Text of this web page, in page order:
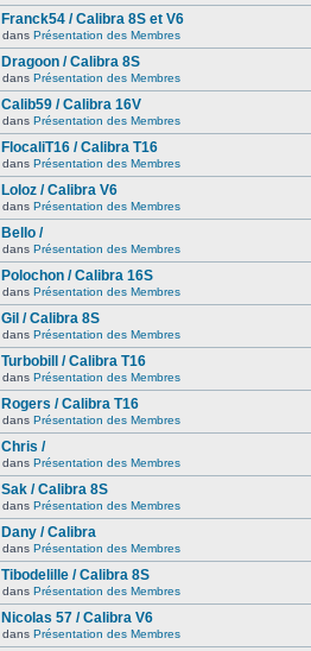
Franck54 / Calibra 8S et V6
dans Présentation des Membres
Dragoon / Calibra 8S
dans Présentation des Membres
Calib59 / Calibra 16V
dans Présentation des Membres
FlocaliT16 / Calibra T16
dans Présentation des Membres
Loloz / Calibra V6
dans Présentation des Membres
Bello /
dans Présentation des Membres
Polochon / Calibra 16S
dans Présentation des Membres
Gil / Calibra 8S
dans Présentation des Membres
Turbobill / Calibra T16
dans Présentation des Membres
Rogers / Calibra T16
dans Présentation des Membres
Chris /
dans Présentation des Membres
Sak / Calibra 8S
dans Présentation des Membres
Dany / Calibra
dans Présentation des Membres
Tibodelille / Calibra 8S
dans Présentation des Membres
Nicolas 57 / Calibra V6
dans Présentation des Membres